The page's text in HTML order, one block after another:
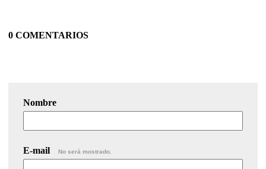
0 COMENTARIOS
Nombre
E-mail No será mostrado.